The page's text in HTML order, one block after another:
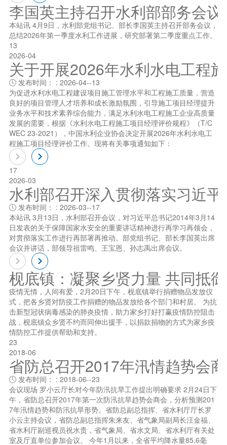
李国英主持召开水利部部务会议
本站讯 4月9日，水利部党组书记、部长李国英主持召开部务会议，
总结2026年第一季度水利工作进展，研究部署第二季度重点工作。
13
2026-04
关于开展2026年水利水电工程
发布时间： : 2026-04--13
为促进水利水电工程建设项目施工管理水平和工程施工质量，营造
良好的项目管理人才培养和成长激励氛围，引导施工项目经理提升
业务水平和技术素养综合能力，满足水利水电工程施工企业高质量
发展的需要，根据《水利水电工程施工项目经理评价规程》（T/C
WEC 23-2021），中国水利企业协会决定开展2026年水利水电工
程施工项目经理评价工作。现将有关事项通知如下：
17
2026-03
水利部召开深入贯彻落实习近
发布时间： : 2026-03--17
本站讯 3月13日，水利部召开会议，对习近平总书记2014年3月14
日发表的关于保障国家水安全的重要讲话精神进行再学习再领会，
对贯彻落实工作进行再部署再推动。部党组书记、部长李国英出席
会议并讲话，部领导祖雷鸣、王宝恩、孙志禹出席会议。
枧底镇：凝聚乡贤力量 共同抵
疫情无情，人间有爱，2月20日下午，枧底镇举行捐赠物品发放仪
式，把各乡贤对防疫工作捐赠的物品发放给各个部门和村居。 为抗
击新型冠状病毒感染的肺炎疫情，助力家乡打好打赢疫情防控阻击
战，枧底镇众乡贤不约而同伸出援手，以捐款捐物的方式为家乡疫
情防控工作提供帮助和支持。
23
2018-06
省防总召开2017年汛情趋势会
发布时间： : 2018-06--23
会议现场 罗小云厅长对今年防汛抗旱工作提出明确要求 2月24日下
午，省防总召开2017年第一次防汛抗旱趋势会商会，分析预测201
7年汛情趋势和防汛抗旱形势。省防总副总指挥、省水利厅厅长罗
小云主持会议，省防总副总指挥朱来友、省气象局副局长汪金福、
省水利厅副巡视员祝水贵，省气象局、省水文局、省水利厅有关处
室及厅直单位参加会议。 今年1月以来，全省平均降水量85.6毫